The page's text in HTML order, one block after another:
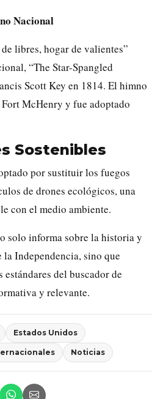
Nacional
libres, hogar de valientes”
“The Star-Spangled
Scott Key en 1814. El himno
McHenry y fue adoptado
Sostenibles
por sustituir los fuegos
de drones ecológicos, una
con el medio ambiente.
solo informa sobre la historia y
Independencia, sino que
del buscador de
y relevante.
Estados Unidos
Noticias